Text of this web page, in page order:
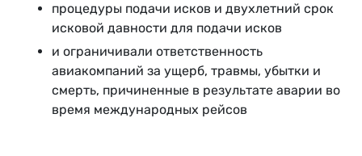
процедуры подачи исков и двухлетний срок
исковой давности для подачи исков
и ограничивали ответственность
авиакомпаний за ущерб, травмы, убытки и
смерть, причиненные в результате аварии во
время международных рейсов